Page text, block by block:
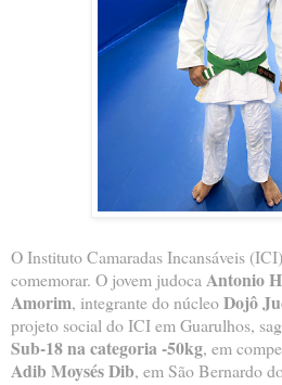
O Instituto Camaradas Incansáveis
comemorar. O jovem judoca Antonio
Amorim, integrante do núcleoDojô
projeto social do ICI em Guarulhos,
Sub-18 na categoria -50kg, em
Adib Moysés Dib, em São Bernardo